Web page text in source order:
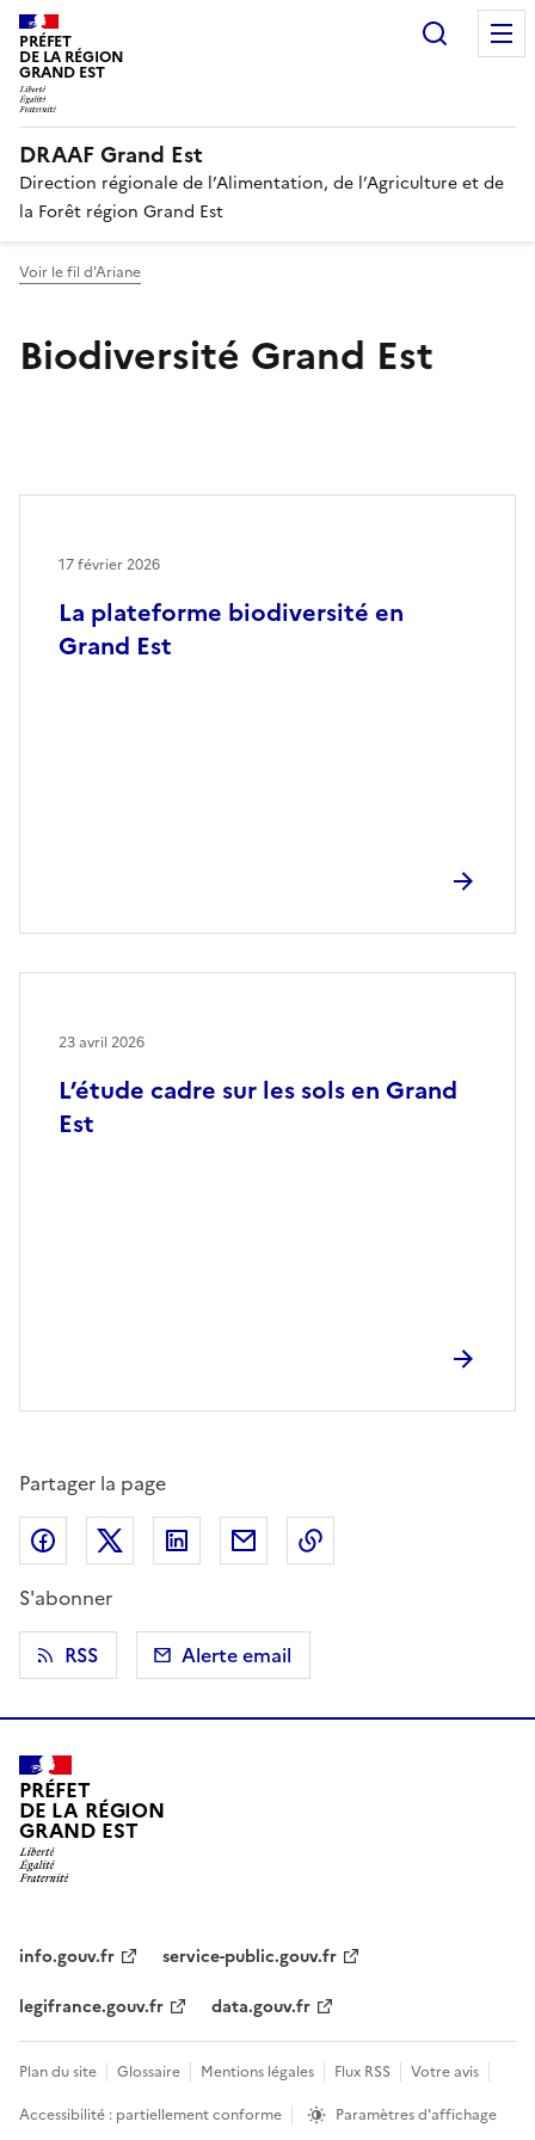
PRÉFET
DE LA RÉGION
GRAND EST
DRAAF Grand Est
Direction régionale de l’Alimentation, de l’Agriculture et de
la Forêt région Grand Est
Voir le fil d'Ariane
Biodiversité Grand Est
La plateforme biodiversité en
Grand Est
17 février 2026
L’étude cadre sur les sols en Grand
Est
23 avril 2026
Partager la page
Partager sur Facebook
Partager sur X (anciennement Twitter)
Partager sur LinkedIn
Partager par email
S'abonner
RSS
Alerte email
PRÉFET
DE LA RÉGION
GRAND EST
info.gouv.fr
service-public.gouv.fr
legifrance.gouv.fr
data.gouv.fr
Plan du site Glossaire Mentions légales Flux RSS
Votre avis
Accessibilité : partiellement conforme
Paramètres d'affichage